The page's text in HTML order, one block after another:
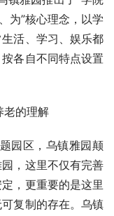
平，都不能满足他
进理念，为了满
雅园推出了“学院
活、学习、娱乐都
按各自不同特点设置
老的理解